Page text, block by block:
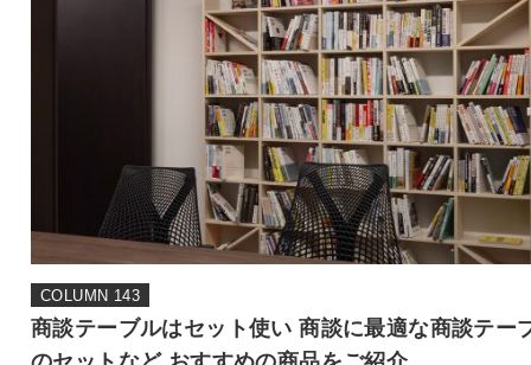
COLUMN 143
商談テーブルはセット使い 商談に最適な商談テー